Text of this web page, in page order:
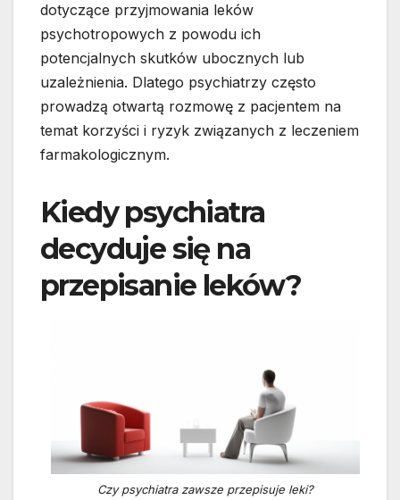
dotyczące przyjmowania leków
psychotropowych z powodu ich
potencjalnych skutków ubocznych lub
uzależnienia. Dlatego psychiatrzy często
prowadzą otwartą rozmowę z pacjentem na
temat korzyści i ryzyk związanych z leczeniem
farmakologicznym.
Kiedy psychiatra
decyduje się na
przepisanie leków?
Czy psychiatra zawsze przepisuje leki?